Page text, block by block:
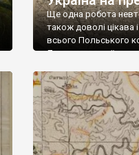
Ще одна робота
також доволі цікава
всього Польського
Литовського з їх
К[оролівської]
капітаном».
“Simonis